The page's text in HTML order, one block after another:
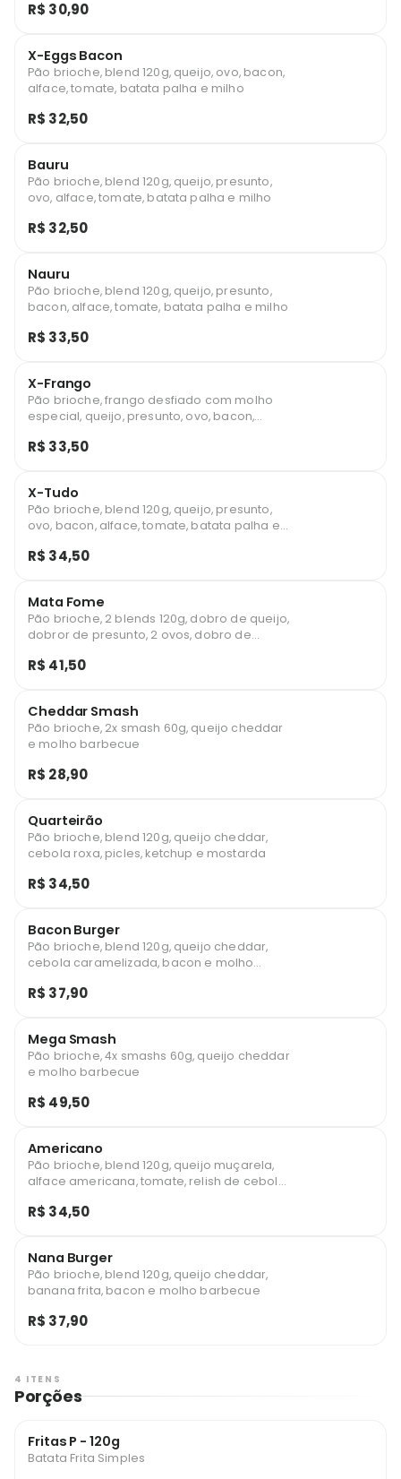
R$ 30,90
X-Eggs Bacon
Pão brioche, blend 120g, queijo, ovo, bacon,
alface, tomate, batata palha e milho
R$ 32,50
Bauru
Pão brioche, blend 120g, queijo, presunto,
ovo, alface, tomate, batata palha e milho
R$ 32,50
Nauru
Pão brioche, blend 120g, queijo, presunto,
bacon, alface, tomate, batata palha e milho
R$ 33,50
X-Frango
Pão brioche, frango desfiado com molho
especial, queijo, presunto, ovo, bacon,
R$ 33,50
X-Tudo
Pão brioche, blend 120g, queijo, presunto,
ovo, bacon, alface, tomate, batata palha e
R$ 34,50
Mata Fome
Pão brioche, 2 blends 120g, dobro de queijo,
dobror de presunto, 2 ovos, dobro de
R$ 41,50
Cheddar Smash
Pão brioche, 2x smash 60g, queijo cheddar
e molho barbecue
R$ 28,90
Quarteirão
Pão brioche, blend 120g, queijo cheddar,
cebola roxa, picles, ketchup e mostarda
R$ 34,50
Bacon Burger
Pão brioche, blend 120g, queijo cheddar,
cebola caramelizada, bacon e molho
R$ 37,90
Mega Smash
Pão brioche, 4x smashs 60g, queijo cheddar
e molho barbecue
R$ 49,50
Americano
Pão brioche, blend 120g, queijo muçarela,
alface americana, tomate, relish de cebola
R$ 34,50
Nana Burger
Pão brioche, blend 120g, queijo cheddar,
banana frita, bacon e molho barbecue
R$ 37,90
4 ITENS
Porções
Fritas P - 120g
Batata Frita Simples